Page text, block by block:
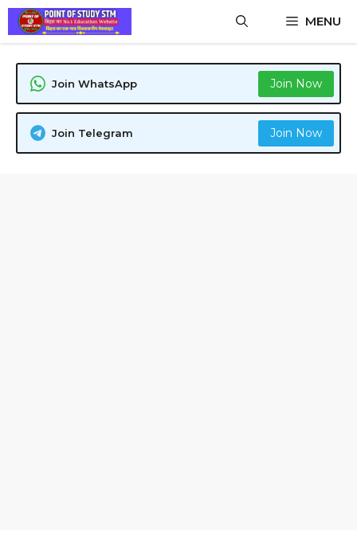
Skip
content
MENU
Join WhatsApp Join Now
Join Telegram Join Now